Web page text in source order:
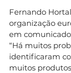
Fernando
organização
em
“Há muitos
identificaram
muitos